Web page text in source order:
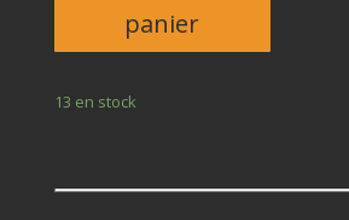
panier
13 en stock